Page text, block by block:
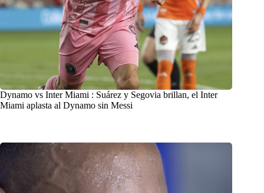
Dynamo vs Inter Miami : Suárez y Segovia brillan, el Inter
Miami aplasta al Dynamo sin Messi